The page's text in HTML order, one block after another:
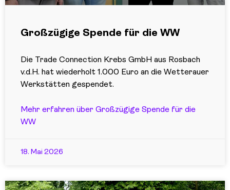
Großzügige Spende für die WW
Die Trade Connection Krebs GmbH aus Rosbach
v.d.H. hat wiederholt 1.000 Euro an die Wetterauer
Werkstätten gespendet.
Mehr erfahren über Großzügige Spende für die
WW
18. Mai 2026